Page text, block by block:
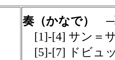
奏（かなで） ─
[1]-[4] サン＝
[5]-[7] ドビュ